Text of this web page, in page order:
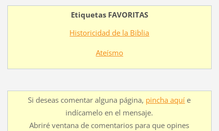
Etiquetas FAVORITAS
Historicidad de la Biblia
Ateísmo
Si deseas comentar alguna página, pincha aquí e
indícamelo en el mensaje.
Abriré ventana de comentarios para que opines